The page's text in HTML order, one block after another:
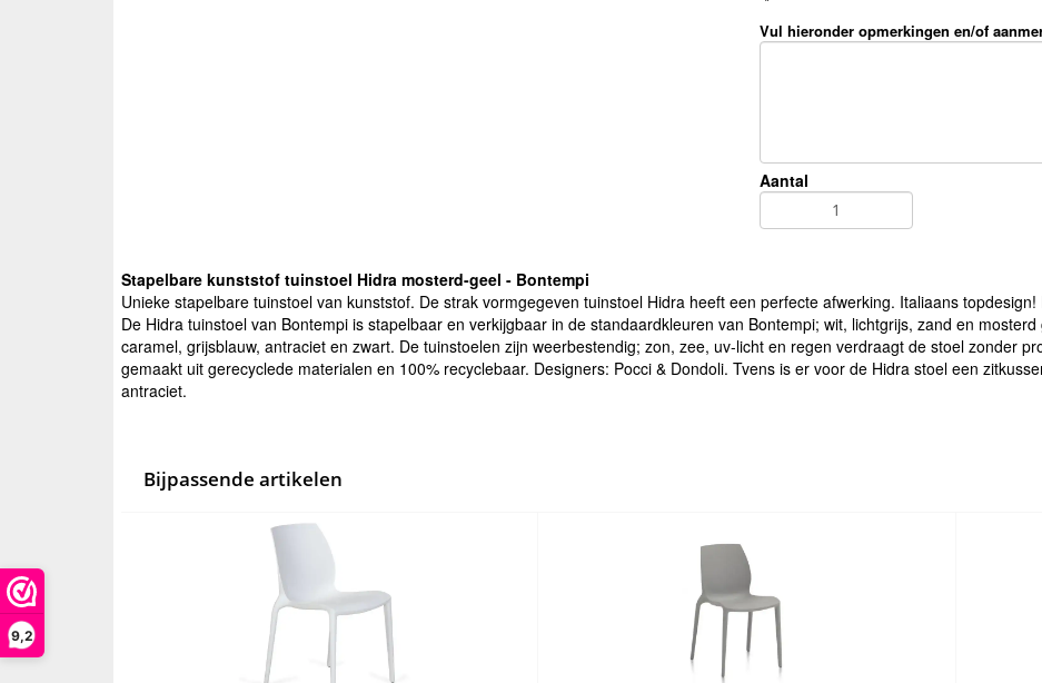
9,2
Vul hieronder opmerkingen en/of
Aantal
Stapelbare kunststof tuinstoel Hidra mosterd-geel - Bontempi
Unieke stapelbare tuinstoel van kunststof. De strak vormgegeven tuinstoel Hidra heeft een perfecte afwerking. Italiaans
De Hidra tuinstoel van Bontempi is stapelbaar en verkijgbaar in de standaardkleuren van Bontempi; wit, lichtgrijs, zand en
caramel, grijsblauw, antraciet en zwart. De tuinstoelen zijn weerbestendig; zon, zee, uv-licht en regen verdraagt de stoel zonder
gemaakt uit gerecyclede materialen en 100% recyclebaar. Designers: Pocci & Dondoli. Tvens is er voor de Hidra stoel een
antraciet.
Bijpassende artikelen